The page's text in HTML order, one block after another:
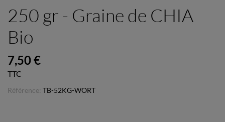
250 gr - Graine de CHIA
Bio
7,50 €
TTC
Référence: TB-52KG-WORT